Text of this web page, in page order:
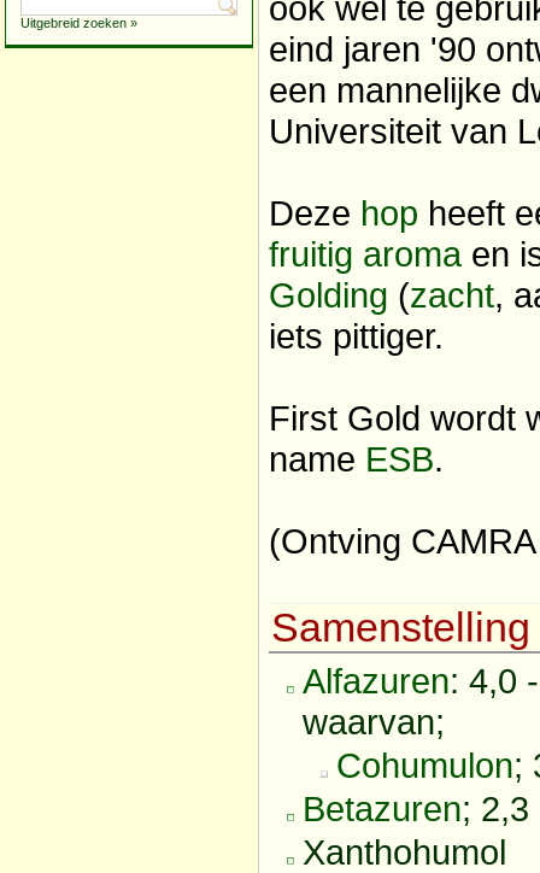
Uitgebreid zoeken »
eind jaren '90
een mannelijke
Universiteit van
Deze hop heeft
fruitig aromaen
Golding (zacht,
iets pittiger.
First Gold wordt
name ESB.
(Ontving
Samenstelling
Alfazuren: 4,0
waarvan;
Cohumulon;
Betazuren; 2,3
Xanthohumol